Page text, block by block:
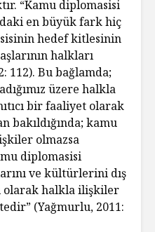
“Kamu diplomasisi
en büyük fark hiç
hedef kitlesinin
halkları
112). Bu bağlamda;
üzere halkla
bir faaliyet olarak
bakıldığında; kamu
olmazsa
diplomasisi
ve kültürlerini dış
olarak halkla ilişkiler
(Yağmurlu, 2011: